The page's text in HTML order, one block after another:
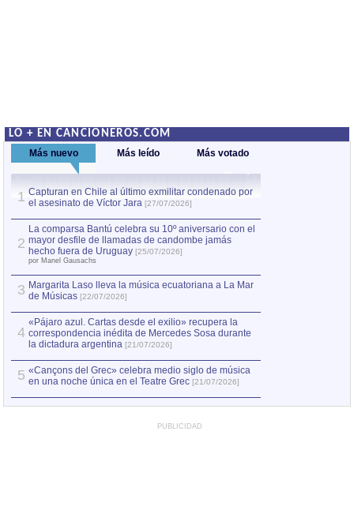
LO + EN CANCIONEROS.COM
Más nuevo Más leído Más votado
1 Capturan en Chile al último exmilitar condenado por
el asesinato de Víctor Jara [27/07/2026]
2
La comparsa Bantú celebra su 10º aniversario con el
mayor desfile de llamadas de candombe jamás
hecho fuera de Uruguay [25/07/2026]
por Manel Gausachs
3 Margarita Laso lleva la música ecuatoriana a La Mar
de Músicas [22/07/2026]
4
«Pájaro azul. Cartas desde el exilio» recupera la
correspondencia inédita de Mercedes Sosa durante
la dictadura argentina [21/07/2026]
5 «Cançons del Grec» celebra medio siglo de música
en una noche única en el Teatre Grec [21/07/2026]
PUBLICIDAD